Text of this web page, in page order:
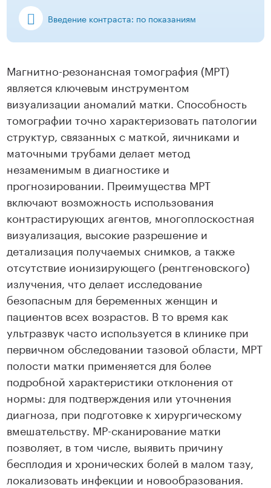
Введение контраста: по показаниям
Магнитно-резонансная томография (МРТ)
является ключевым инструментом
визуализации аномалий матки. Способность
томографии точно характеризовать патологии
структур, связанных с маткой, яичниками и
маточными трубами делает метод
незаменимым в диагностике и
прогнозировании. Преимущества МРТ
включают возможность использования
контрастирующих агентов, многоплоскостная
визуализация, высокие разрешение и
детализация получаемых снимков, а также
отсутствие ионизирующего (рентгеновского)
излучения, что делает исследование
безопасным для беременных женщин и
пациентов всех возрастов. В то время как
ультразвук часто используется в клинике при
первичном обследовании тазовой области, МРТ
полости матки применяется для более
подробной характеристики отклонения от
нормы: для подтверждения или уточнения
диагноза, при подготовке к хирургическому
вмешательству. МР-сканирование матки
позволяет, в том числе, выявить причину
бесплодия и хронических болей в малом тазу,
локализовать инфекции и новообразования.